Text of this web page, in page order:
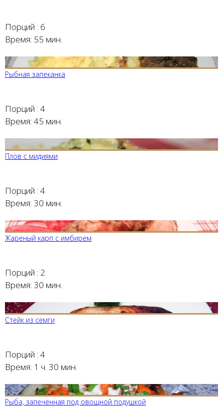
Порций : 6
Время: 55 мин.
Рыбная запеканка
Порций : 4
Время: 45 мин.
Плов с мидиями
Порций : 4
Время: 30 мин.
Жареный карп с имбирем
Порций : 2
Время: 30 мин.
Стейк из семги
Порций : 4
Время: 1 ч. 30 мин.
Рыба, запеченная под овощной подушкой